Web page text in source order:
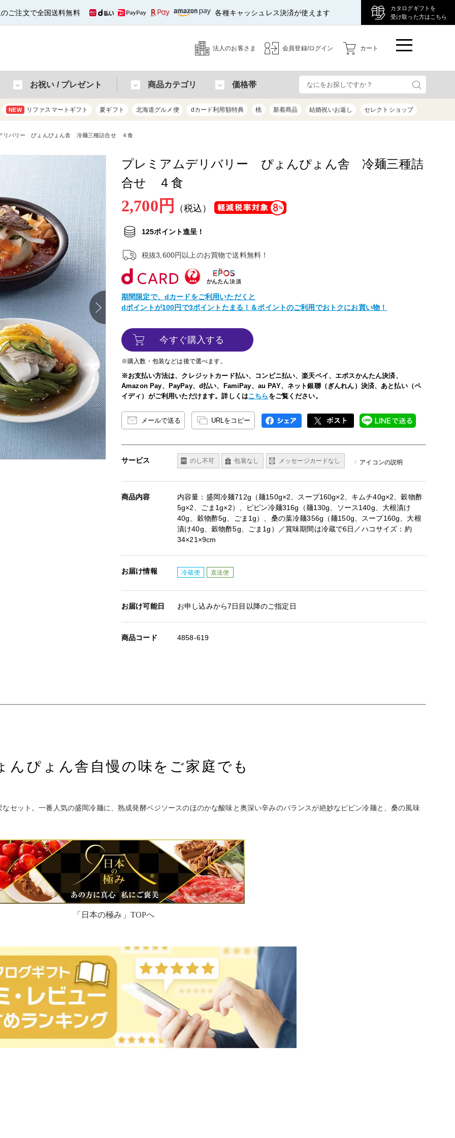
ご注文で全国送料無料 各種キャッシュレス決済が使えます
カタログギフトを
受け取った方はこちら
法人のお客さま 会員登録/ログイン カート
お祝い / プレゼント 商品カテゴリ 価格帯
NEW リファスマートギフト 夏ギフト 北海道グルメ便 dカード利用額特典 桃 新着商品 結婚祝いお返し セレクトショップ
リバリー ぴょんぴょん舎 冷麺三種詰合せ ４食
プレミアムデリバリー ぴょんぴょん舎 冷麺三種詰
合せ ４食
2,700円 （税込）
125ポイント進呈！
税抜3,600円以上のお買物で送料無料！
期間限定で、dカードをご利用いただくと
dポイントが100円で3ポイントたまる！＆ポイントのご利用でおトクにお買い物！
今すぐ購入する
※購入数・包装などは後で選べます。
※お支払い方法は、クレジットカード払い、コンビニ払い、楽天ペイ、エポスかんたん決済、
Amazon Pay、PayPay、d払い、FamiPay、au PAY、ネット銀聯（ぎんれん）決済、あと払い（ペ
イディ）がご利用いただけます。詳しくはこちら をご覧ください。
メールで送る URLをコピー
サービス のし不可 包装なし メッセージカードなし アイコンの説明
商品内容
内容量：盛岡冷麺712g（麺150g×2、スープ160g×2、キムチ40g×2、穀物酢
5g×2、ごま1g×2）、ピビン冷麺316g（麺130g、ソース140g、大根漬け
40g、穀物酢5g、ごま1g）、桑の葉冷麺356g（麺150g、スープ160g、大根
漬け40g、穀物酢5g、ごま1g）／賞味期間は冷蔵で6日／ハコサイズ：約
34×21×9cm
お届け情報 冷蔵便 直送便
お届け可能日 お申し込みから7日目以降のご指定日
商品コード 4858-619
んぴょん舎自慢の味をご家庭でも
セット。一番人気の盛岡冷麺に、熟成発酵ベジソースのほのかな酸味と奥深い辛みのバランスが絶妙なピビン冷麺と、桑の風味
「日本の極み」TOPへ